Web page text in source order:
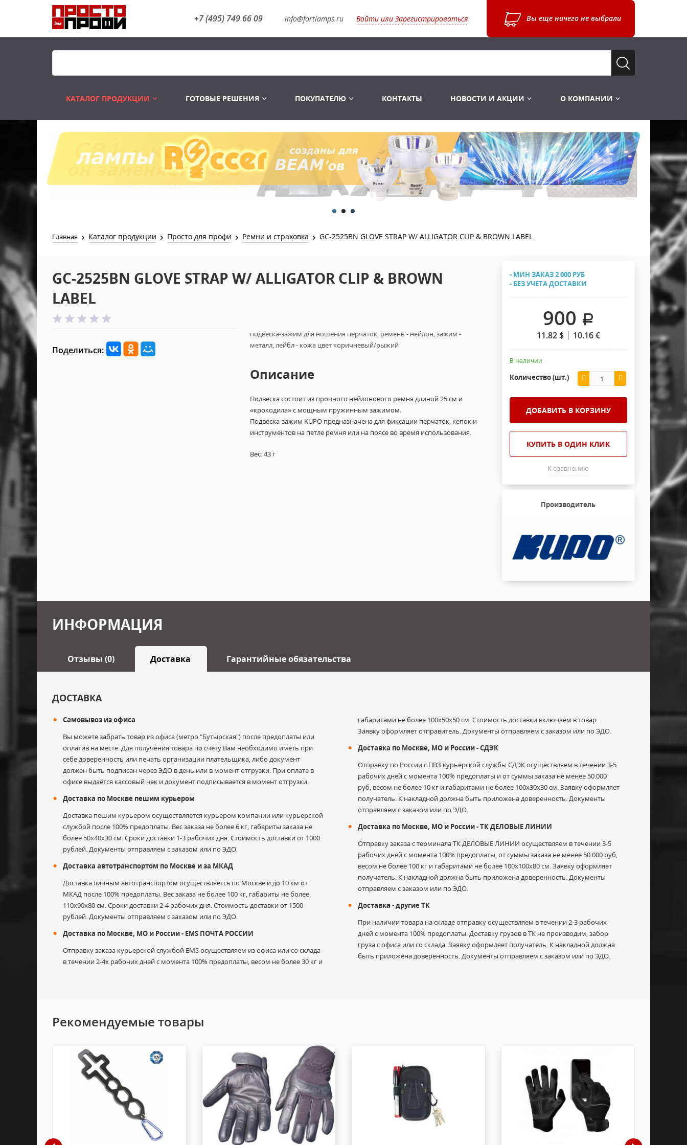
+7 (495) 749 66 09 info@fortlamps.ru Войти или Зарегистрироваться Вы еще ничего не выбрали
КАТАЛОГ ПРОДУКЦИИ
Распродажа
Лампы Винтаж Ретро Декор
Лампы галогенные 6-120 V
Лампы студийные 110-240 V
Лампы-фары PAR
Лампы для бассейна
Лампы газоразрядные
Лампы UV TUV HNS
Лампы видеопроекторные
Пускорегулирующая аппаратура
Распродажа
Перчатки
Сумки и подсумки
Ремни и страховка
Инструменты
Готовые комплекты
Конструктор МИКРОСЦЕНА
Распродажа
Световое оборудование
Аксессуары для света
Управление и Распределение
Лебёдки и Аксессуары
Фермы Штативы Стойки
Хомуты Кронштейны Страховка
Защитные чехлы и Кейсы
Распродажа
2х канальные модули
4х канальные модули
6и канальные модули
Лежачий полицейский ИДН
ГОТОВЫЕ РЕШЕНИЯ ПОКУПАТЕЛЮ КОНТАКТЫ НОВОСТИ И АКЦИИ О КОМПАНИИ
Главная Каталог продукции Просто для профи Ремни и страховка GC-2525BN GLOVE STRAP W/ ALLIGATOR CLIP & BROWN LABEL
GC-2525BN GLOVE STRAP W/ ALLIGATOR CLIP & BROWN
LABEL
Поделиться:
подвеска-зажим для ношения перчаток, ремень - нейлон, зажим -
металл, лейбл - кожа цвет коричневый/рыжий
Описание
Подвескасостоитиз прочного нейлонового ремня длиной 25 см и
«крокодила» с мощным пружинным зажимом.
Подвеска-зажим KUPO предназначена для фиксации перчаток, кепок и
инструментов на петле ремня или на поясе во время использования.
Вес: 43 г
- МИН ЗАКАЗ 2 000 РУБ
- БЕЗ УЧЕТА ДОСТАВКИ
900 .
11.82$ 10.16€
В наличии
Количество (шт.)
ДОБАВИТЬ В КОРЗИНУ
КУПИТЬ В ОДИН КЛИК
К сравнению
Производитель
ИНФОРМАЦИЯ
Отзывы (0) Доставка Гарантийные обязательства
Оставить отзыв
Ваше имя
Электронная почта
Оценка
ДОСТАВКА
Самовывоз из офиса
Вы можете забрать товар из офиса (метро "Бутырская") после предоплаты или
оплатив на месте. Для получения товара по счёту Вам необходимо иметь при
себе доверенность или печать организации плательщика, либо документ
должен быть подписан через ЭДО в день или в момент отгрузки. При оплате в
офисе выдаётся кассовый чек и документ подписывается в момент отгрузки.
Доставка по Москве пешим курьером
Доставка пешим курьером осуществляется курьером компании или курьерской
службой после 100% предоплаты. Вес заказа не более 6 кг, габариты заказа не
более 50х40х30 см. Сроки доставки 1-3 рабочих дня. Стоимость доставки от 1000
рублей. Документы отправляем с заказом или по ЭДО.
Доставка автотранспортом по Москве и за МКАД
Доставка личным автотранспортом осуществляется по Москве и до 10 км от
МКАД после 100% предоплаты. Вес заказа не более 100 кг, габариты не более
110х90х80 см. Сроки доставки 2-4 рабочих дня. Стоимость доставки от 1500
рублей. Документы отправляем с заказом или по ЭДО.
Доставка по Москве, МО и России - EMS ПОЧТА РОССИИ
Отправку заказа курьерской службой EMS осуществляем из офиса или со склада
в течении 2-4х рабочих дней с момента 100% предоплаты, весом не более 30 кг и
габаритами не более 100х50х50 см. Стоимость доставки включаем в товар.
Заявку оформляет отправитель. Документы отправляем с заказом или по ЭДО.
Доставка по Москве, МО и России - СДЭК
Отправку по России с ПВЗ курьерской службы СДЭК осуществляем в течении 3-5
рабочих дней с момента 100% предоплаты и от суммы заказа не менее 50.000
руб, весом не более 10 кг и габаритами не более 100х30х30 см. Заявку оформляет
получатель. К накладной должна быть приложена доверенность. Документы
отправляем с заказом или по ЭДО.
Доставка по Москве, МО и России - ТК ДЕЛОВЫЕ ЛИНИИ
Отправку заказа с терминала ТК ДЕЛОВЫЕ ЛИНИИ осуществляем в течении 3-5
рабочих дней с момента 100% предоплаты, от суммы заказа не менее 50.000 руб,
весом не более 100 кг и габаритами не более 100х100х80 см. Заявку оформляет
получатель. К накладной должна быть приложена доверенность. Документы
отправляем с заказом или по ЭДО.
Доставка - другие ТК
При наличии товара на складе отправку осуществляем в течении 2-3 рабочих
дней с момента 100% предоплаты. Доставку грузов в ТК не производим, забор
груза с офиса или со склада. Заявку оформляет получатель. К накладной должна
быть приложена доверенность. Документы отправляем с заказом или по ЭДО.
Гарантия не распространяется на: естественный износ, неправильное применение, пренебрежение гарантией и инструкцией по эксплуатации.
Продавец не несет ответственности за ущерб от использования продукта, особенно в иных целях.
На лампы и ламподержатели гарантия не предоставляется. Заявленный срок службы не является гарантией и полностью зависит от правильной установки
и эксплуатации. Обмен/возврат возможен в случае обнаружения дефекта/брака, выявленного не позднее 1 (одного) месяца с даты получения, с
сохранением товарного вида (не мятая упаковка, товар не использовался, совпадает маркировка).
На оборудование предоставляется гарантия производителя от 1 года до 3-х лет в зависимости от бренда (информация может быть размещена на странице
товара или Вы можете узнать у менеджеров). В случае дефекта/брака, выявленного в гарантийный период, товар может быть отремонтирован или
произведён возврат (по согласованию с производителем). Ремонт осуществляется в сервисных центрах.
Рекомендуемые товары